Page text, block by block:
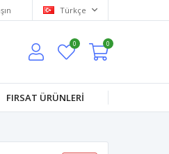
Türkçe
0 0
FIRSAT ÜRÜNLERİ